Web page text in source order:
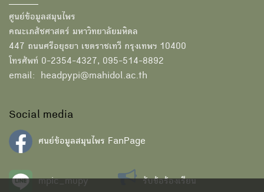
ศูนย์ข้อมูลสมุนไพร
คณะเภสัชศาสตร์ มหาวิทยาลัยมหิดล
447 ถนนศรีอยุธยา เขตราชเทวี กรุงเทพฯ 10400
โทรศัพท์ 0-2354-4327, 095-514-8892
email: headpypi@mahidol.ac.th
Social media
ศนย์ข้อมูลสมุนไพร FanPage
mpic_mupy รับข้อร้องเรียน